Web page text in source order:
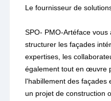
Le fournisseur de
SPO- PMO-Artéface
structurer les façades
expertises, les
également tout en œuvre
l'habillement des façades
un projet de construction